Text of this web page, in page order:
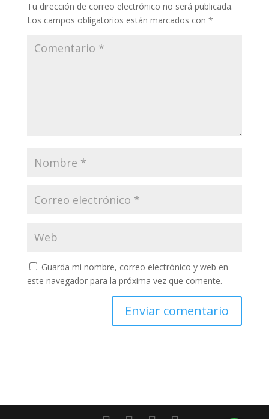
Tu dirección de correo electrónico no será publicada.
Los campos obligatorios están marcados con *
Guarda mi nombre, correo electrónico y web en
este navegador para la próxima vez que comente.